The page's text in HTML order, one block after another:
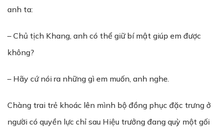
anh ta:
– Chủ tịch Khang, anh có thể giữ bí mật giúp em được
không?
– Hãy cứ nói ra những gì em muốn, anh nghe.
Chàng trai trẻ khoác lên mình bộ đồng phục đặc trưng ở
người có quyền lực chỉ sau Hiệu trưởng đang quỳ một gối